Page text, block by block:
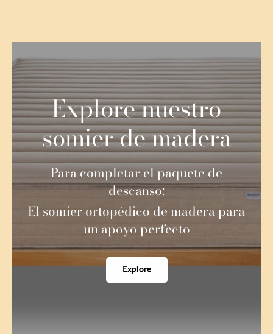
Explore nuestro
somier de madera
Para completar el paquete de
descanso:
El somier ortopédico de madera para
un apoyo perfecto
Explore